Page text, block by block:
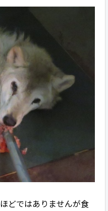
どではありませんが食